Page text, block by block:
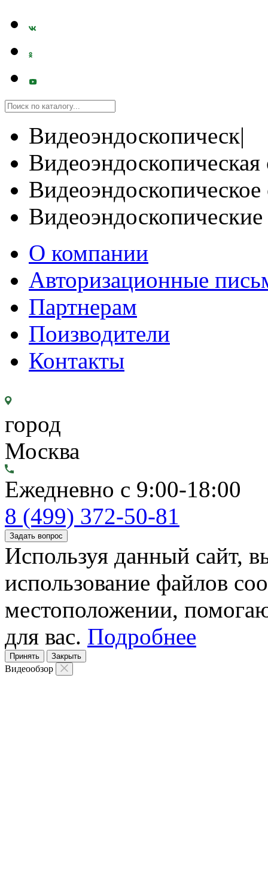
Видеоэндоскопическ|
Видеоэндоскопическая
О компании
Авторизационные
Партнерам
Поизводители
Контакты
город
Москва
Ежедневно с 9:00-18:00
8 (499) 372-50-81
Задать вопрос
Используя данный сайт,
использование файлов
местоположении,
для вас. Подробнее
Принять Закрыть
Видеообзор